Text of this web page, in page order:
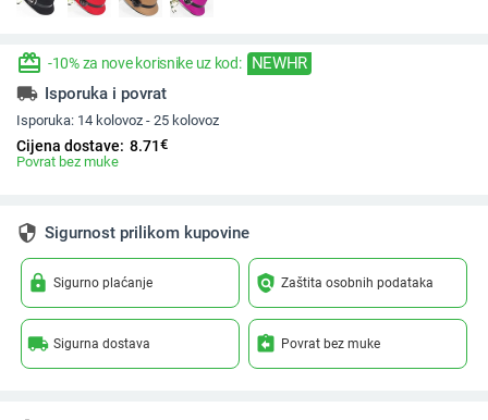
redeem -10% za nove korisnike uz kod: NEWHR
local_shipping Isporuka i povrat
Isporuka: 14 kolovoz - 25 kolovoz
Cijena dostave: 8.71€
Povrat bez muke
security Sigurnost prilikom kupovine
lock Sigurno plaćanje policy Zaštita osobnih podataka
local_shipping Sigurna dostava assignment_return Povrat bez muke